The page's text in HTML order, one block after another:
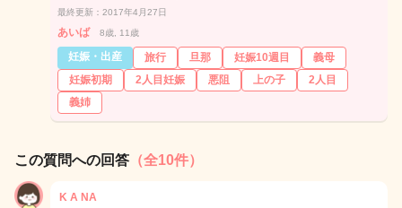
最終更新：2017年4月27日
あいば 8歳, 11歳
妊娠・出産 旅行 旦那 妊娠10週目
義母
妊娠初期
2人目妊娠 悪阻 上の子
2人目
義姉
この質問への回答 （全10件）
K A NA